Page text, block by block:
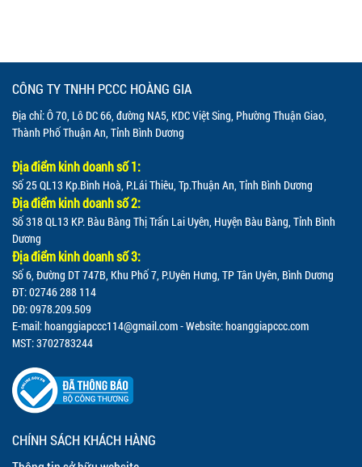
CÔNG TY TNHH PCCC HOÀNG GIA
Địa chỉ: Ô 70, Lô DC 66, đường NA5, KDC Việt Sing, Phường Thuận Giao,
Thành Phố Thuận An, Tỉnh Bình Dương
Địa điểm kinh doanh số 1:
Số 25 QL13 Kp.Bình Hoà, P.Lái Thiêu, Tp.Thuận An, Tỉnh Bình Dương
Địa điểm kinh doanh số 2:
Số 318 QL13 KP. Bàu Bàng Thị Trấn Lai Uyên, Huyện Bàu Bàng, Tỉnh Bình
Dương
Địa điểm kinh doanh số 3:
Số 6, Đường DT 747B, Khu Phố 7, P.Uyên Hưng, TP Tân Uyên, Bình Dương
ĐT: 02746 288 114
DĐ: 0978.209.509
E-mail:hoanggiapccc114@gmail.com- Website: hoanggiapccc.com
MST: 3702783244
CHÍNH SÁCH KHÁCH HÀNG